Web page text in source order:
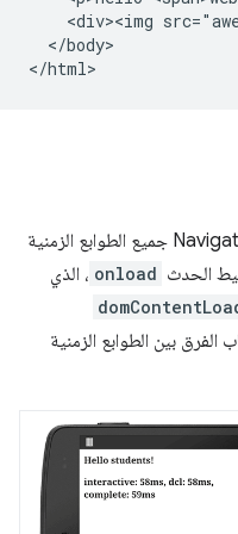
<div><img
  </body>
في هذا المثال، تسجّل Navigation Timing API جميع الطوابع الزمنية
الحدث onload ، الذي
بين الطوابع الزمنية